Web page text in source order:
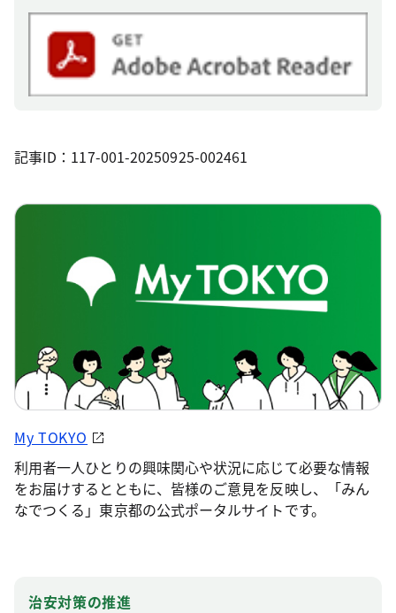
記事ID：117-001-20250925-002461
My TOKYO
利用者一人ひとりの興味関心や状況に応じて必要な情報
をお届けするとともに、皆様のご意見を反映し、「みん
なでつくる」東京都の公式ポータルサイトです。
治安対策の推進